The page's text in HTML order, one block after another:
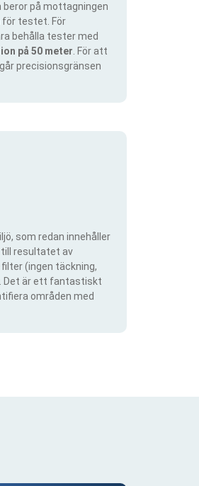
beror på mottagningen
för testet. För
behålla tester med
på 50 meter . För att
precisionsgränsen
som redan innehåller
resultatet av
(ingen täckning,
Det är ett fantastiskt
områden med